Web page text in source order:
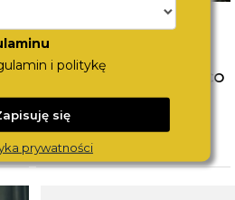
WYBÓR PIERWSZEGO
ZEGARKA DLA DZIECKA. CO
WZIĄĆ POD UWAGĘ?
CZYTAJ WIĘCEJ
i politykę
się
prywatności